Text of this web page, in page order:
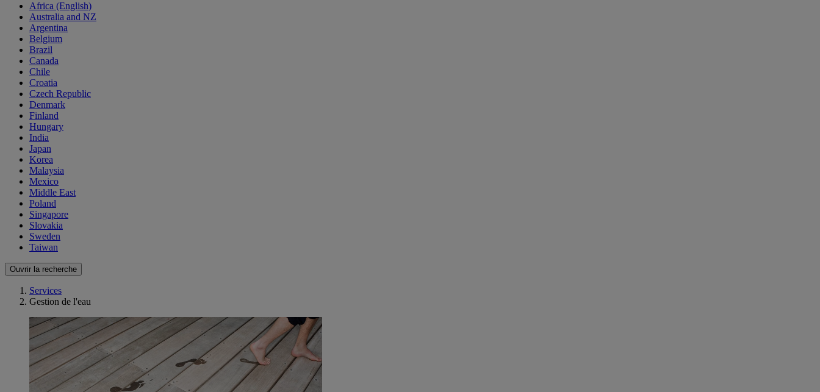
Africa (English)
Australia and NZ
Argentina
Belgium
Brazil
Canada
Chile
Croatia
Czech Republic
Denmark
Finland
Hungary
India
Japan
Korea
Malaysia
Mexico
Middle East
Poland
Singapore
Slovakia
Sweden
Taiwan
Ouvrir la recherche
Services
Gestion de l'eau